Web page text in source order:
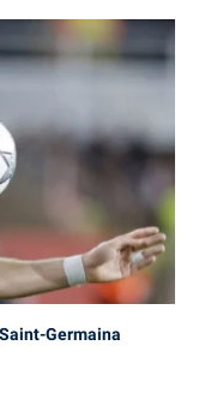
Germaina